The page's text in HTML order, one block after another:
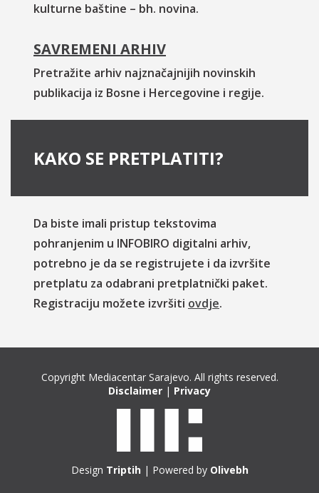
kulturne baštine – bh. novina.
SAVREMENI ARHIV
Pretražite arhiv najznačajnijih novinskih
publikacija iz Bosne i Hercegovine i regije.
KAKO SE PRETPLATITI?
Da biste imali pristup tekstovima
pohranjenim u INFOBIRO digitalni arhiv,
potrebno je da se registrujete i da izvršite
pretplatu za odabrani pretplatnički paket.
Registraciju možete izvršiti ovdje.
Copyright Mediacentar Sarajevo. All rights reserved.
Disclaimer | Privacy
Design Triptih| Powered by Olivebh